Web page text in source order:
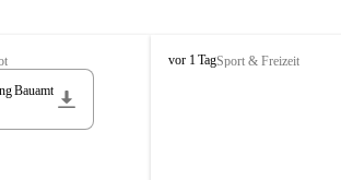
Bauamt
S
vor 1 TagSport & Freizeit